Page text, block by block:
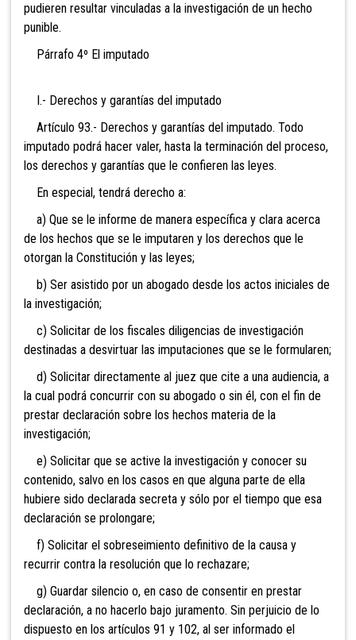
pudieren resultar vinculadas a la investigación de un hecho
punible.
Párrafo 4º El imputado
I.- Derechos y garantías del imputado
Artículo 93.- Derechos y garantías del imputado. Todo
imputado podrá hacer valer, hasta la terminación del proceso,
los derechos y garantías que le confieren las leyes.
En especial, tendrá derecho a:
a) Que se le informe de manera específica y clara acerca
de los hechos que se le imputaren y los derechos que le
otorgan la Constitución y las leyes;
b) Ser asistido por un abogado desde los actos iniciales de
la investigación;
c) Solicitar de los fiscales diligencias de investigación
destinadas a desvirtuar las imputaciones que se le formularen;
d) Solicitar directamente al juez que cite a una audiencia, a
la cual podrá concurrir con su abogado o sin él, con el fin de
prestar declaración sobre los hechos materia de la
investigación;
e) Solicitar que se active la investigación y conocer su
contenido, salvo en los casos en que alguna parte de ella
hubiere sido declarada secreta y sólo por el tiempo que esa
declaración se prolongare;
f) Solicitar el sobreseimiento definitivo de la causa y
recurrir contra la resolución que lo rechazare;
g) Guardar silencio o, en caso de consentir en prestar
declaración, a no hacerlo bajo juramento. Sin perjuicio de lo
dispuesto en los artículos 91 y 102, al ser informado el